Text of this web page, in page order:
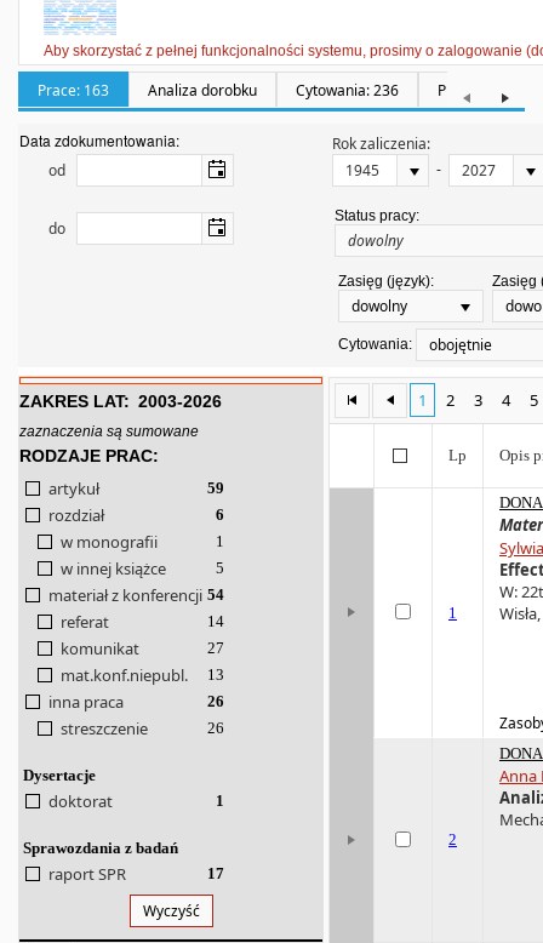
Aby skorzystać z pełnej funkcjonalności systemu, prosimy o zalogowanie
Prace: 163 Analiza dorobku Cytowania: 236 Promotorstwa:
Data zdokumentowania:
od
Rok zaliczenia:
-
do
Status pracy:
Zasięg (język):
dowolny
Zasięg
Cytowania: obojętnie
ZAKRES LAT: 2003-2026
zaznaczenia są sumowane
RODZAJE PRAC:
artykuł 59
rozdział 6
w monografii 1
w innej książce 5
materiał z konferencji 54
referat 14
komunikat 27
mat.konf.niepubl. 13
inna praca 26
streszczenie 26
Dysertacje
doktorat 1
Sprawozdania z badań
raport SPR 17
Wyczyść
1 2 3 4 5
Lp Opis
1
W:
2
Anna